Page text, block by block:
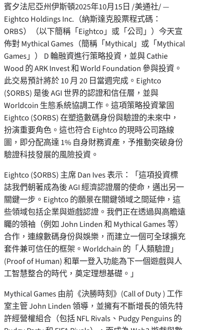
賓夕法尼亞州伊斯頓2025年10月15日 /美通社/ —
Eightco Holdings Inc.（納斯達克股票程式碼：
ORBS）（以下簡稱「Eightco」或「公司」）今天宣
佈對 Mythical Games（簡稱「Mythical」或「Mythical
Games」） D 輪融資進行策略投資，並與Cathie
Wood 的 ARK Invest 和 World Foundation 參與投資。
此交易預計將於 10 月 20 日當週完成。Eightco
($ORBS) 是後 AGI 世界的認證和信任層，並與
Worldcoin 生態系統協調工作。這項策略投資鞏固
Eightco ($ORBS) 在塑造數碼身份與驗證的未來中，
扮演重要角色。這也符合 Eightco 的現時公司路線
圖，即分配高達 1% 自身財務資產，予推動突破身份
驗證科技發展的風險投資。
Eightco ($ORBS) 主席Dan Ives表示：「這項投資標
誌我們朝著成為後 AGI 經濟認證層的使命，邁出另一
關鍵一步。Eightco 的願景在關鍵領域之間延伸，這
些領域包括企業與遊戲認證。我們正在透過與高瞻遠
矚的領袖（例如John Linden和 Mythical Games 等）
合作，連線數碼身份與娛樂，而建立一個可全球擴充
套件兼可信任的框架。Worldchain 的「人類驗證」
(Proof of Human) 和單一登入功能為下一個遊戲與人
工智慧整合的時代，奠定理想基礎。」
Mythical Games 由前《決勝時刻》(Call of Duty ) 工作
室主管John Linden領導，並擁有不斷增長的領先特
許經營權組合（包括 NFL Rivals、Pudgy Penguins 的